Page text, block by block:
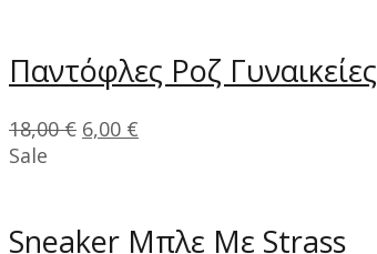
Παντόφλες Ροζ Γυναικείες
18,00€ 6,00 €
Sale
Sneaker Μπλε Με Strass